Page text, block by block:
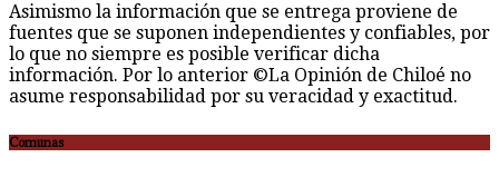
Asimismo la información que se entrega proviene de
fuentes que se suponen independientes y confiables, por
lo que no siempre es posible verificar dicha
información. Por lo anterior ©La Opinión de Chiloé no
asume responsabilidad por su veracidad y exactitud.
Comunas